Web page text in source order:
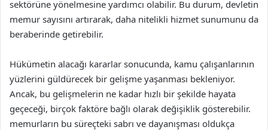
sektörüne yönelmesine yardımcı olabilir. Bu durum, devletin
memur sayısını artırarak, daha nitelikli hizmet sunumunu da
beraberinde getirebilir.
Hükümetin alacağı kararlar sonucunda, kamu çalışanlarının
yüzlerini güldürecek bir gelişme yaşanması bekleniyor.
Ancak, bu gelişmelerin ne kadar hızlı bir şekilde hayata
geçeceği, birçok faktöre bağlı olarak değişiklik gösterebilir.
memurların bu süreçteki sabrı ve dayanışması oldukça